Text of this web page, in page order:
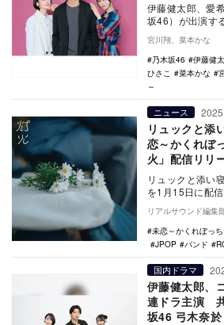
伊藤健太郎、愛
坂46）が出演す
っちたち～』（
が、毎週木曜2…
宮川翔、菜本かな
乃木坂46
伊藤健
ひさこ
菜本かな
～
ニュース
リュックと添
恋～かくれぼ
火」配信リリ
リュックと添い
を1月15日に配
は1月9日に放送
演、弓…
リアルサウンド編集
未恋～かくれぼっち
JPOP
バンド
国内ドラマ
伊藤健太郎、
連ドラ主演
坂46 弓木奈於